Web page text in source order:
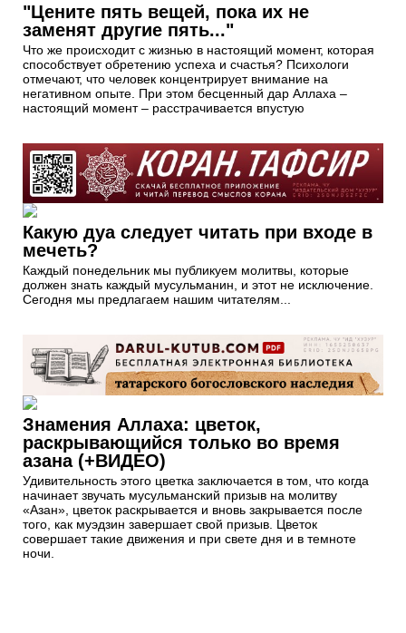
"Цените пять вещей, пока их не
заменят другие пять..."
Что же происходит с жизнью в настоящий момент, которая
способствует обретению успеха и счастья? Психологи
отмечают, что человек концентрирует внимание на
негативном опыте. При этом бесценный дар Аллаха –
настоящий момент – расстрачивается впустую
Какую дуа следует читать при входе в
мечеть?
Каждый понедельник мы публикуем молитвы, которые
должен знать каждый мусульманин, и этот не исключение.
Сегодня мы предлагаем нашим читателям...
Знамения Аллаха: цветок,
раскрывающийся только во время
азана (+ВИДЕО)
Удивительность этого цветка заключается в том, что когда
начинает звучать мусульманский призыв на молитву
«Азан», цветок раскрывается и вновь закрывается после
того, как муэдзин завершает свой призыв. Цветок
совершает такие движения и при свете дня и в темноте
ночи.